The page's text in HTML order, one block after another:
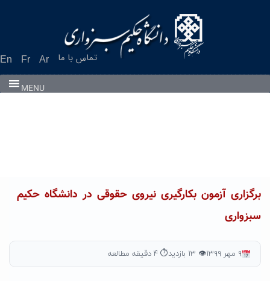
En Fr Ar تماس با ما
MENU
برگزاری آزمون بکارگیری نیروی حقوقی در دانشگاه حکیم
سبزواری
۹ مهر ۱۳۹۹ 👁 ۱۳ بازدید ⏱ ۴ دقیقه مطالعه